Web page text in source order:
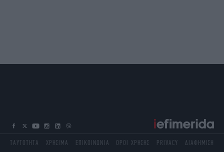
ΤΑΥΤΟΤΗΤΑ ΧΡΗΣΙΜΑ ΕΠΙΚΟΙΝΩΝΙΑ ΟΡΟΙ ΧΡΗΣΗΣ PRIVACY ΔΙΑΦΗΜΙΣΗ